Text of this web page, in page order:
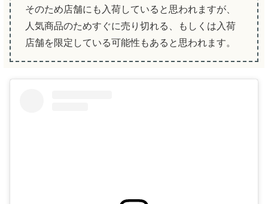
そのため店舗にも入荷していると思われますが、
人気商品のためすぐに売り切れる、もしくは入荷
店舗を限定している可能性もあると思われます。